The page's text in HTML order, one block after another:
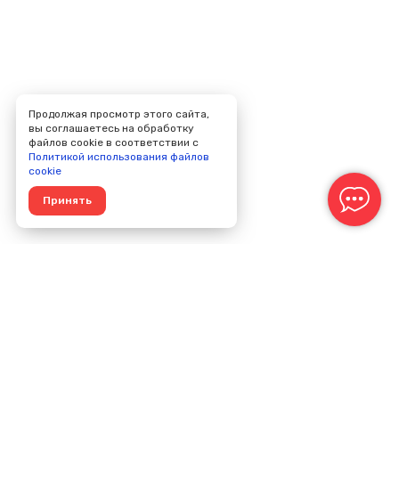
Продолжая просмотр этого сайта,
вы соглашаетесь на обработку
файлов cookie в соответствии с
Политикой использования файлов
cookie
Принять